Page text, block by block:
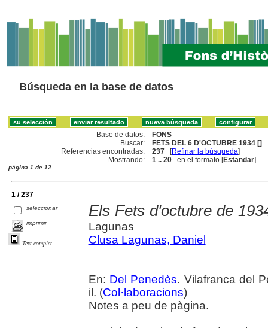
Búsqueda en la base de datos
Base de datos:
FONS
Buscar:
FETS DEL 6 D'OCTUBRE 1934 []
Referencias encontradas:
237 [Refinar la búsqueda]
Mostrando:
1 .. 20 en el formato [Estandar]
página 1 de 12
1 / 237
seleccionar
imprimir
Text complet
Els Fets d'octubre de
Lagunas
Clusa Lagunas, Daniel
En: Del Penedès. Vilafranca del
il. (Col·laboracions)
Notes a peu de pàgina.